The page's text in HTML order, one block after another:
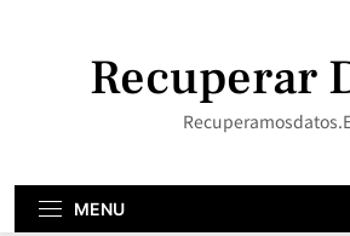
Recuperar
MENU